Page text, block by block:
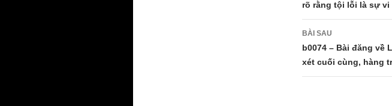
bài
viết
rõ rằng tội lỗi là sự
BÀI SAU
b0074 – Bài đăng về
xét cuối cùng, hàng